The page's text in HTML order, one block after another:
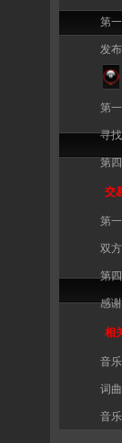
第
发
第
寻
第
交
第
双
第
感
相
音
词
音